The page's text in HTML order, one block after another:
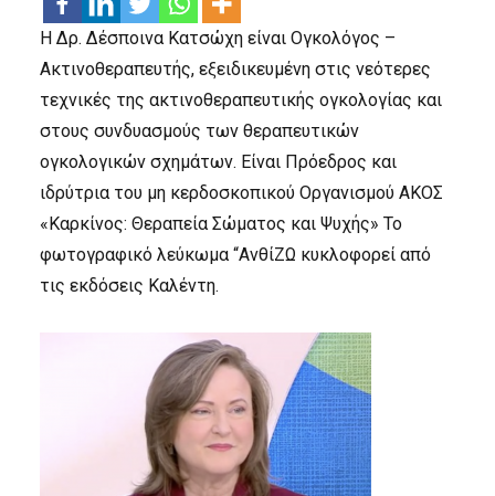
Η Δρ. Δέσποινα Κατσώχη είναι Ογκολόγος –
Ακτινοθεραπευτής, εξειδικευμένη στις νεότερες
τεχνικές της ακτινοθεραπευτικής ογκολογίας και
στους συνδυασμούς των θεραπευτικών
ογκολογικών σχημάτων. Είναι Πρόεδρος και
ιδρύτρια του μη κερδοσκοπικού Οργανισμού ΑΚΟΣ
«Καρκίνος: Θεραπεία Σώματος και Ψυχής» Το
φωτογραφικό λεύκωμα “ΑνθίΖΩ κυκλοφορεί από
τις εκδόσεις Καλέντη.